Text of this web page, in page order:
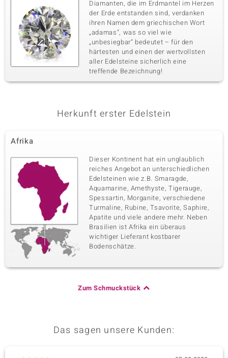
Diamanten, die im Erdmantel im Herzen
der Erde entstanden sind, verdanken
ihren Namen dem griechischen Wort
„adamas“, was so viel wie
„unbesiegbar“ bedeutet – für den
härtesten und einen der wertvollsten
aller Edelsteine sicherlich eine
treffende Bezeichnung!
Herkunft erster Edelstein
Afrika
Dieser Kontinent hat ein unglaublich
reiches Angebot an unterschiedlichen
Edelsteinen wie z.B. Smaragde,
Aquamarine, Amethyste, Tigerauge,
Spessartin, Morganite, verschiedene
Turmaline, Rubine, Tsavorite, Saphire,
Apatite und viele andere mehr. Neben
Brasilien ist Afrika ein überaus
wichtiger Lieferant kostbarer
Bodenschätze.
Zum Schmuckstück
Das sagen unsere Kunden: